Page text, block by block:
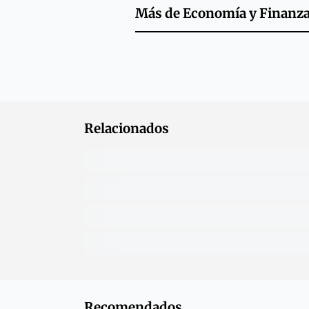
Más deEconomía y
Relacionados